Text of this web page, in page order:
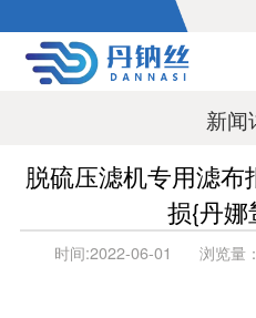
新闻
脱硫压滤机专用滤
损{丹娜
时间:2022-06-01 浏览量：